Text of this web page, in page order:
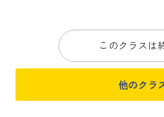
このクラスは
他のクラ